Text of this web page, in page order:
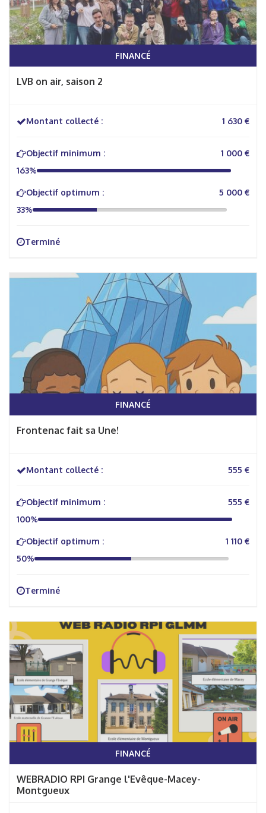
FINANCÉ
LVB on air, saison 2
Montant collecté : 1 630 €
Objectif minimum :
1 000 €
163%
Objectif optimum :
5 000 €
33%
Terminé
FINANCÉ
Frontenac fait sa Une!
Montant collecté : 555 €
Objectif minimum :
555 €
100%
Objectif optimum :
1 110 €
50%
Terminé
FINANCÉ
WEBRADIO RPI Grange l'Evêque-Macey-
Montgueux